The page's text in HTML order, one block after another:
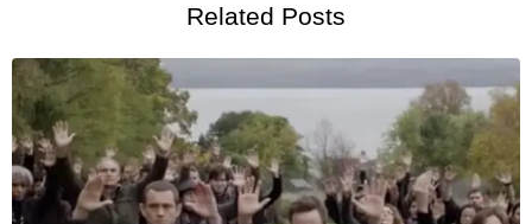
Related Posts